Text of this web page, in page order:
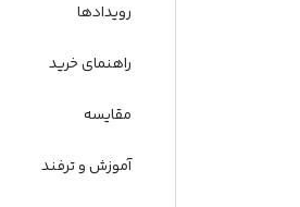
رویدادها
راهنمای خرید
مقایسه
آموزش و ترفند